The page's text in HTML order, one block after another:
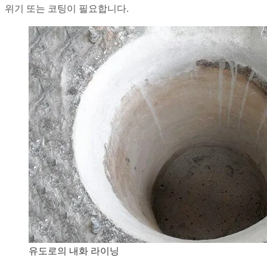
위기 또는 코팅이 필요합니다.
유도로의 내화 라이닝